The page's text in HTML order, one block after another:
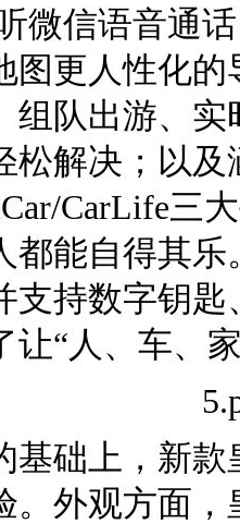
微信语音通
图更人性化
组队出游、
松解决；以
CarLife三
都能自得其
支持数字钥
让“人、车、
基础上，新
。外观方面，